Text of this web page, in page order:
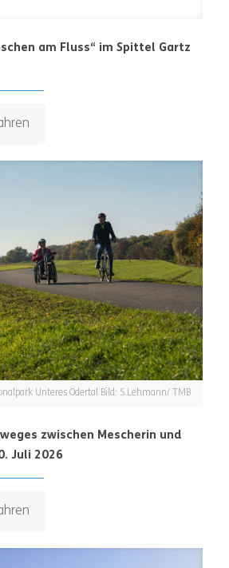
am Fluss“ im Spittel Gartz
Unteres Odertal Bild: S.Lehmann/ TMB
zwischen Mescherin und
Juli 2026